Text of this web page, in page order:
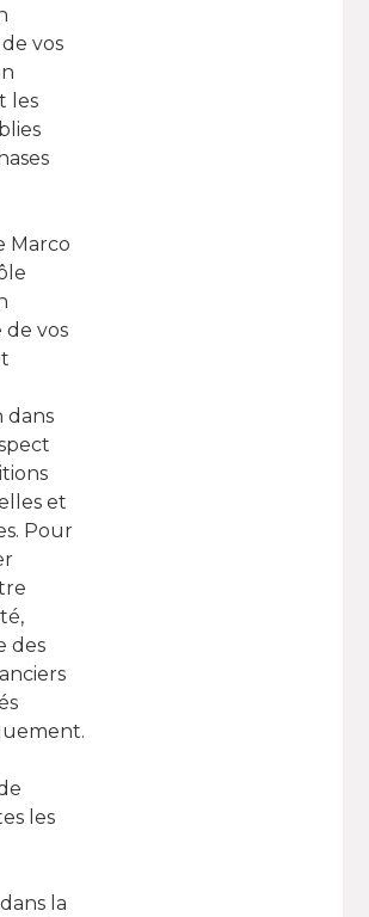
vos
les
Marco
vos
dans
et
Pour
des
les
la